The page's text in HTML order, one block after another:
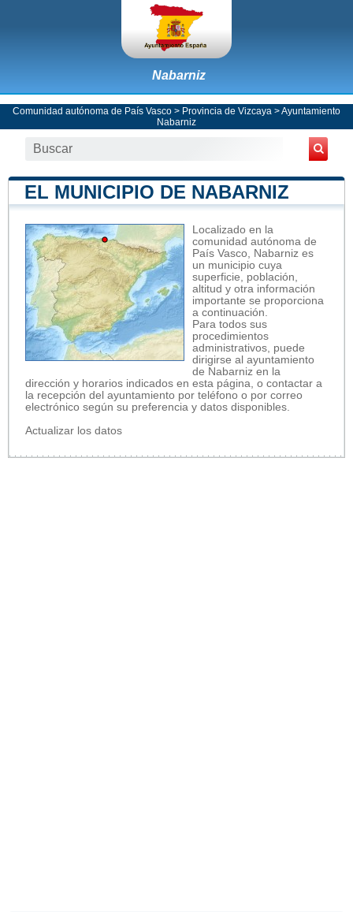
Nabarniz
Comunidad autónoma de País Vasco > Provincia de Vizcaya >Ayuntamiento
Nabarniz
EL MUNICIPIO DE NABARNIZ
Localizado en la
comunidad autónoma de
País Vasco, Nabarniz es
un municipio cuya
superficie, población,
altitud y otra información
importante se proporciona
a continuación.
Para todos sus
procedimientos
administrativos, puede
dirigirse al ayuntamiento
de Nabarniz en la
dirección y horarios indicados en esta página, o contactar a
la recepción del ayuntamiento por teléfono o por correo
electrónico según su preferencia y datos disponibles.
Actualizar los datos